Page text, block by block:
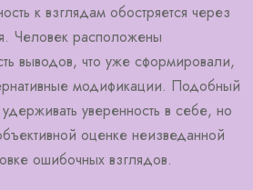
к взглядам обостряется через
Человек расположены
выводов, что уже сформировали,
модификации. Подобный
уверенность в себе, но
оценке неизведанной
ошибочных взглядов.